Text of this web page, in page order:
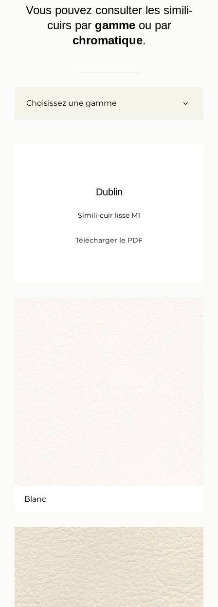
Vous pouvez consulter les simili-
cuirs par gammeou par
chromatique.
Choisissez une gamme
Dublin
Simili-cuir lisse M1
Télécharger le PDF
Blanc